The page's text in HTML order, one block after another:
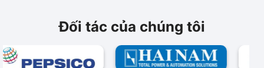
Đối tác của chúng tôi